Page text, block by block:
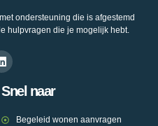
ondersteuning die is afgestemd
hulpvragen die je mogelijk hebt.
Snel naar
Begeleid wonen aanvragen